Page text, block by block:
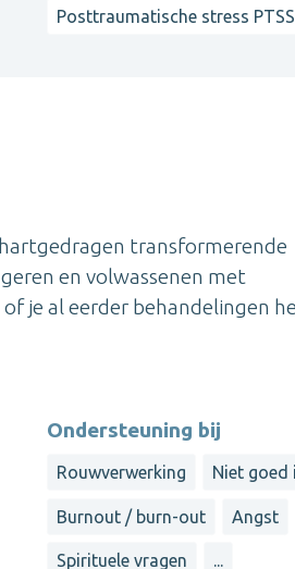
Posttraumatische stress PTSS
transformerende
en volwassenen met
je al eerder behandelingen
Ondersteuning bij
Rouwverwerking Niet goed
Burnout / burn-out Angst
Spirituele vragen ...